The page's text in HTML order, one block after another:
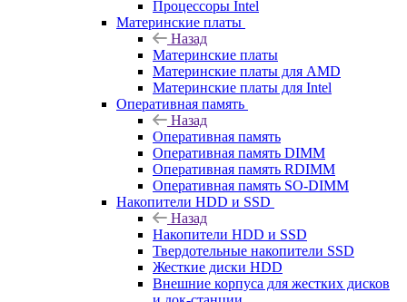
Процессоры Intel
Материнские платы
Назад
Материнские платы
Материнские платы для AMD
Материнские платы для Intel
Оперативная память
Назад
Оперативная память
Оперативная память DIMM
Оперативная память RDIMM
Оперативная память SO-DIMM
Накопители HDD и SSD
Назад
Накопители HDD и SSD
Твердотельные накопители SSD
Жесткие диски HDD
Внешние корпуса для жестких дисков